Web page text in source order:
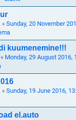
« Sunday, 20 November
kuumenemine!!!
« Monday, 29 August 2016,
« Sunday, 19 June 2016,
el.auto